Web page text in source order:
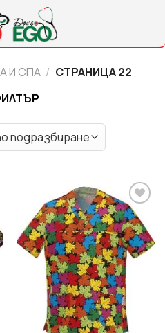
И СПА / СТРАНИЦА 22
Add to
wishlist